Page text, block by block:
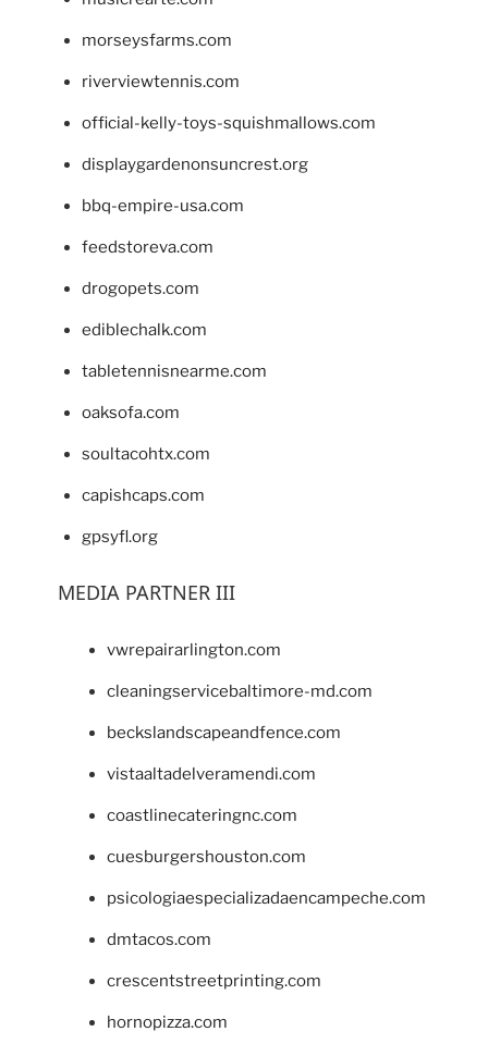
morseysfarms.com
riverviewtennis.com
official-kelly-toys-squishmallows.com
displaygardenonsuncrest.org
bbq-empire-usa.com
feedstoreva.com
drogopets.com
ediblechalk.com
tabletennisnearme.com
oaksofa.com
soultacohtx.com
capishcaps.com
gpsyfl.org
MEDIA PARTNER III
vwrepairarlington.com
cleaningservicebaltimore-md.com
beckslandscapeandfence.com
vistaaltadelveramendi.com
coastlinecateringnc.com
cuesburgershouston.com
psicologiaespecializadaencampeche.com
dmtacos.com
crescentstreetprinting.com
hornopizza.com